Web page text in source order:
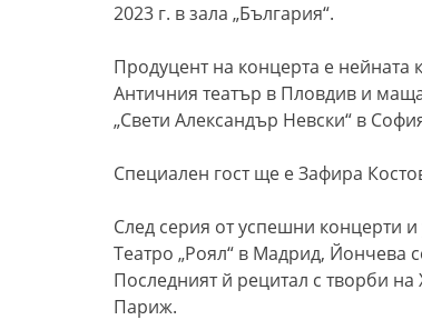
2023 г. в зала „България“.
Продуцент на концерта е нейната
Античния театър в Пловдив и
„Свети Александър Невски“ в
Специален гост ще е Зафира
След серия от успешни концерти и
Театро „Роял“ в Мадрид, Йончева
Последният й рецитал с творби на
Париж.